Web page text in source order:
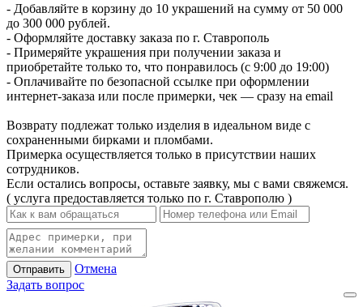
- Добавляйте в корзину до 10 украшений на сумму от 50 000
до 300 000 рублей.
- Оформляйте доставку заказа по г. Ставрополь
- Примеряйте украшения при получении заказа и
приобретайте только то, что понравилось (с 9:00 до 19:00)
- Оплачивайте по безопасной ссылке при оформлении
интернет-заказа или после примерки, чек — сразу на email
Возврату подлежат только изделия в идеальном виде с
сохраненными бирками и пломбами.
Примерка осуществляется только в присутствии наших
сотрудников.
Если остались вопросы, оставьте заявку, мы с вами свяжемся.
( услуга предоставляется только по г. Ставрополю )
Отправить
Отмена
Задать вопрос